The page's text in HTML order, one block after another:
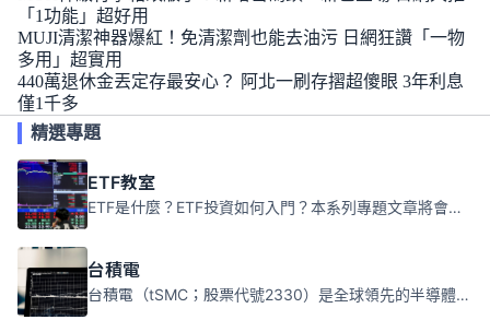
「1功能」超好用
MUJI清潔神器爆紅！免清潔劑也能去油污 日網狂讚「一物
多用」超實用
440萬退休金丟定存最安心？ 阿北一刷存摺超傻眼 3年利息
僅1千多
精選專題
ETF教室
ETF是什麼？ETF投資如何入門？本系列專題文章將會告訴你新手必須知道的ETF基礎知識。
台積電
台積電（tSMC；股票代號2330）是全球領先的半導體代工公司，成立於1987年，總部位於台灣新竹。且已於美國、日本、德國及中國設廠，台積電是全球首家專業積體電路製造服務公司，也是全球最先進和最大規模的半導體代工廠。